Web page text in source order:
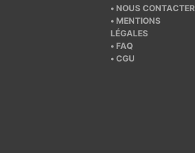
NOUS CONTACTER
MENTIONS
LÉGALES
FAQ
CGU